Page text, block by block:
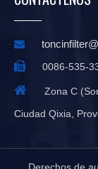

 0086-535-

Zona C
Ciudad Qixia,